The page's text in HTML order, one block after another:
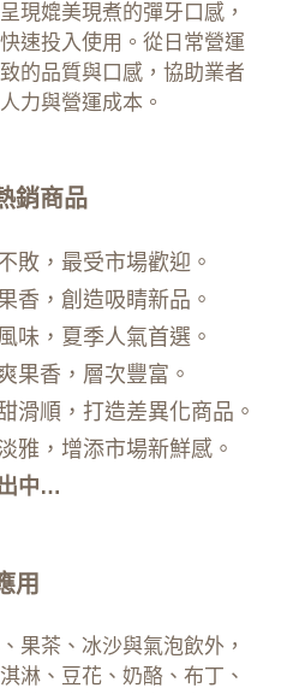
現媲美現煮的彈牙口感，
速投入使用。從日常營運
的品質與口感，協助業者
力與營運成本。
銷商品
敗，最受市場歡迎。
香，創造吸睛新品。
味，夏季人氣首選。
爽果香，層次豐富。
甜滑順，打造差異化商品。
雅，增添市場新鮮感。
中…
用
果茶、冰沙與氣泡飲外，
淋、豆花、奶酪、布丁、